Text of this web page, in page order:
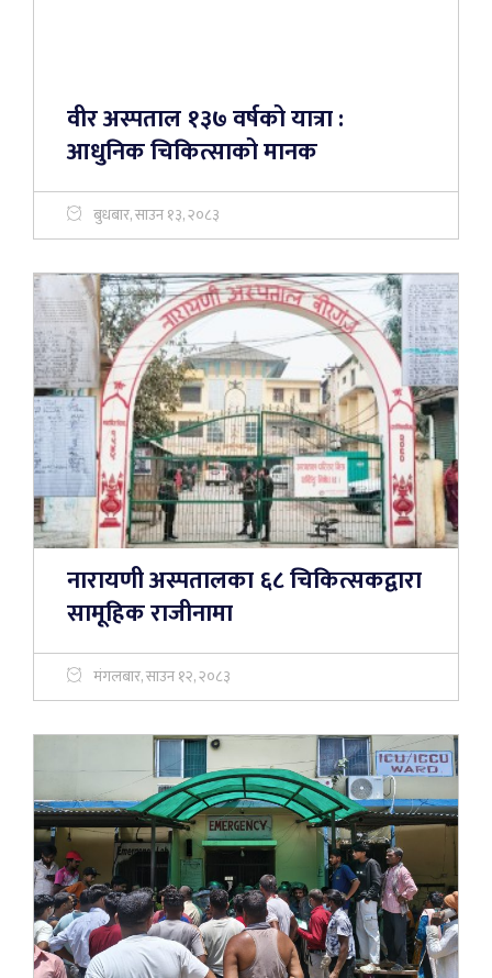
वीर अस्पताल १३७ वर्षको यात्रा :
आधुनिक चिकित्साको मानक
बुधबार, साउन १३, २०८३
नारायणी अस्पतालका ६८ चिकित्सकद्वारा
सामूहिक राजीनामा
मंगलबार, साउन १२, २०८३